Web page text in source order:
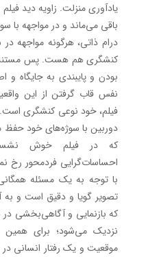
یادآوری منزلت. زاویه دید
باقی می‌ماند و در مواجهه با
درام ذاتی، هرگونه مواجهه
کنشگری هم هست. پس
بودن و پایبندی به جایگاه و
نفس قاب گرفتن از این
فیلم، خود نوعی کنشگری
دوربین با سوژه‌های خود حفظ
که در فیلم خوش
احساسات‌گرایی فردمحور رخ
با توجه به یک مسئله
تصویر گویا و دقیق است و به
که بازنمایی و آگاهی‌بخشی
نزدیک می‌شود؛ برای همین
موقعیت و یک رفتار انسانی